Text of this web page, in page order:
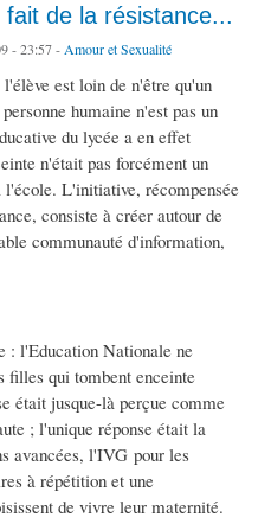
de la résistance...
- 23:57 -Amour et Sexualité
est loin de n'être qu'un
humaine n'est pas un
du lycée a en effet
n'était pas forcément un
l'école. L'initiative, récompensée
consiste à créer autour de
communauté d'information,
: l'Education Nationale ne
filles qui tombent enceinte
était jusque-là perçue comme
; l'unique réponse était la
avancées, l'IVG pour les
à répétition et une
de vivre leur maternité.